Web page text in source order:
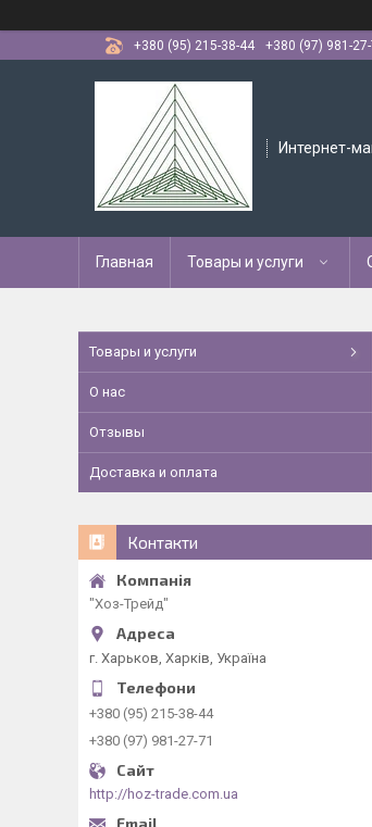
+380 (95) 215-38-44
+380 (97) 981-27-
Интернет-
Главная Товары и услуги
Товары и услуги
О нас
Отзывы
Доставка и оплата
Контакти
"Хоз-Трейд"
г. Харьков, Харків, Україна
+380 (95) 215-38-44
+380 (97) 981-27-71
http://hoz-trade.com.ua